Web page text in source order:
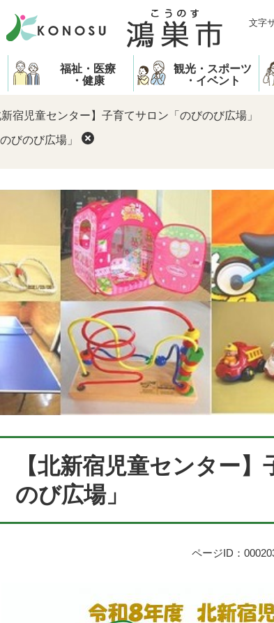
文字
福祉・医療
・健康
観光・スポーツ
・イベント
新宿児童センター】子育てサロン「のびのび広場」
びのび広場」
【北新宿児童センター
のび広場」
ページID：